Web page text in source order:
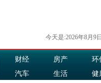
今天是:2026年8月9
财经 房产
环
汽车
生活
健